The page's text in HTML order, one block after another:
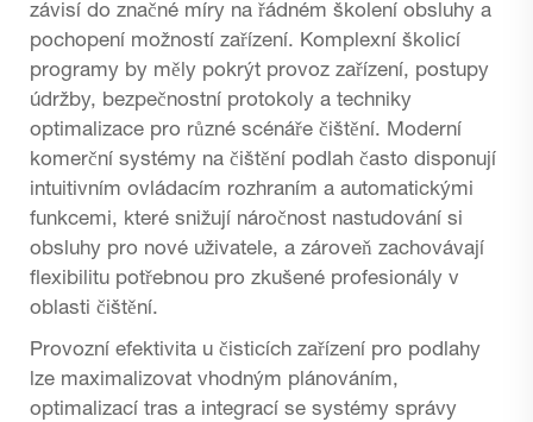
závisí do značné míry na řádném školení obsluhy a
pochopení možností zařízení. Komplexní školicí
programy by měly pokrýt provoz zařízení, postupy
údržby, bezpečnostní protokoly a techniky
optimalizace pro různé scénáře čištění. Moderní
komerční systémy na čištění podlah často disponují
intuitivním ovládacím rozhraním a automatickými
funkcemi, které snižují náročnost nastudování si
obsluhy pro nové uživatele, a zároveň zachovávají
flexibilitu potřebnou pro zkušené profesionály v
oblasti čištění.
Provozní efektivita u čisticích zařízení pro podlahy
lze maximalizovat vhodným plánováním,
optimalizací tras a integrací se systémy správy